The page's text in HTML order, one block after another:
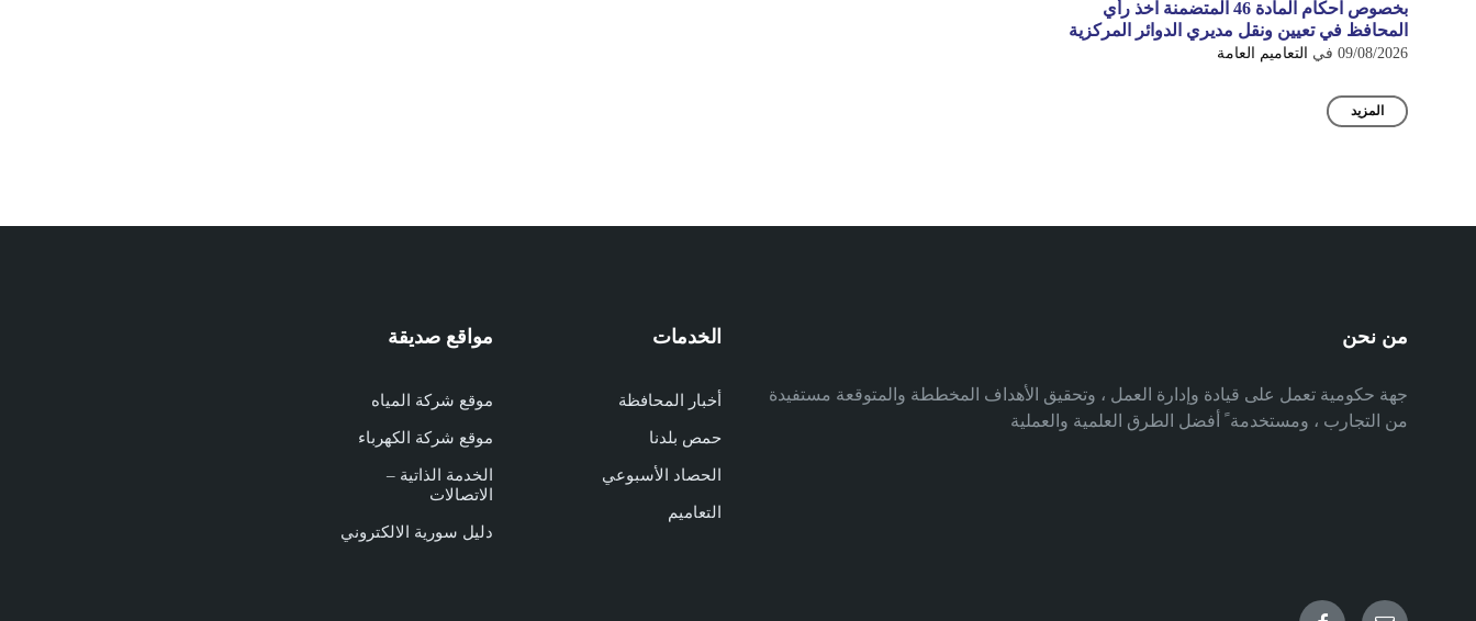
بخصوص احكام المادة 46 المتضمنة اخذ رأي
المحافظ في تعيين ونقل مديري الدوائر المركزية
09/08/2026 في التعاميم العامة
المزيد
من نحن
جهة حكومية تعمل على قيادة وإدارة العمل ، وتحقيق الأهداف المخططة والمتوقعة مستفيدة
من التجارب ، ومستخدمة ً أفضل الطرق العلمية والعملية
الخدمات
أخبار المحافظة
حمص بلدنا
الحصاد الأسبوعي
التعاميم
مواقع صديقة
موقع شركة المياه
موقع شركة الكهرباء
الخدمة الذاتية –
الاتصالات
دليل سورية الالكتروني